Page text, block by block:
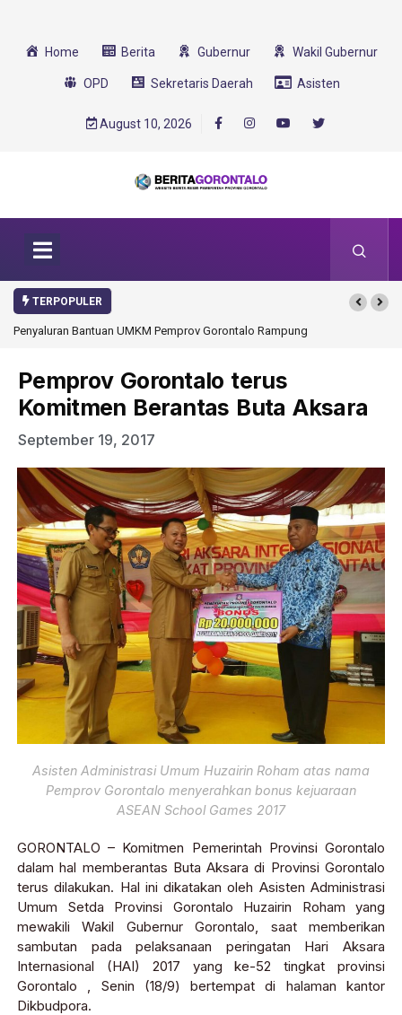
Home Berita Gubernur Wakil Gubernur
OPD Sekretaris Daerah Asisten
August 10, 2026
TERPOPULER
Penyaluran Bantuan UMKM Pemprov Gorontalo RampungGorontalo Ikut
Pemprov Gorontalo terus
Komitmen Berantas Buta Aksara
September 19, 2017
Asisten Administrasi Umum Huzairin Roham atas nama
Pemprov Gorontalo menyerahkan bonus kejuaraan
ASEAN School Games 2017
GORONTALO – Komitmen Pemerintah Provinsi Gorontalo
dalam hal memberantas Buta Aksara di Provinsi Gorontalo
terus dilakukan. Hal ini dikatakan oleh Asisten Administrasi
Umum Setda Provinsi Gorontalo Huzairin Roham yang
mewakili Wakil Gubernur Gorontalo, saat memberikan
sambutan pada pelaksanaan peringatan Hari Aksara
Internasional (HAI) 2017 yang ke-52 tingkat provinsi
Gorontalo , Senin (18/9) bertempat di halaman kantor
Dikbudpora.